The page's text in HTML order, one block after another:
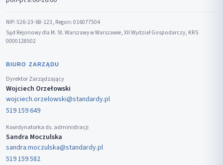
NIP: 526-23-68-123, Regon: 016077504
Sąd Rejonowy dla M. St. Warszawy w Warszawie, XII Wydział Gospodarczy, KRS
0000128502
BIURO ZARZĄDU
Dyrektor Zarządzający
Wojciech Orzełowski
wojciech.orzelowski@standardy.pl
519 159 649
Koordynatorka ds. administracji
Sandra Moczulska
sandra.moczulska@standardy.pl
519 159 582